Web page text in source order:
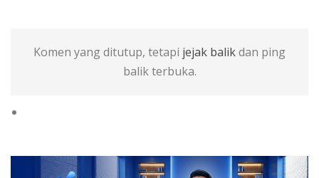
Komen yang ditutup, tetapi jejak balikdan ping
balik terbuka.